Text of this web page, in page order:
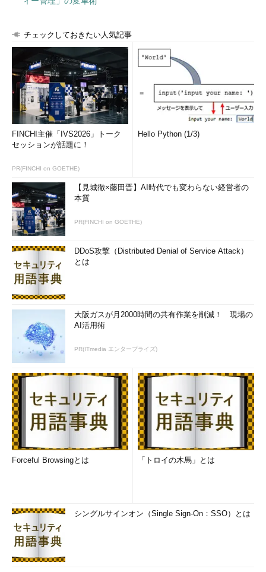
チェックしておきたい人気記事
FINCHI主催「IVS2026」トーク
セッションが話題に！
PR(FINCHI on GOETHE)
Hello Python (1/3)
【見城徹×藤田晋】AI時代でも変わらない経営者の
本質
PR(FINCHI on GOETHE)
DDoS攻撃（Distributed Denial of Service Attack）
とは
大阪ガスが月2000時間の共有作業を削減！ 現場の
AI活用術
PR(ITmedia エンタープライズ)
Forceful Browsingとは 「トロイの木馬」とは
シングルサインオン（Single Sign-On：SSO）とは